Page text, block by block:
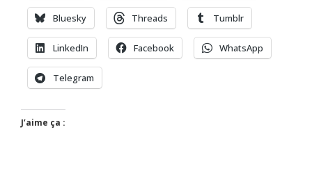
Bluesky Threads Tumblr
LinkedIn Facebook WhatsApp
Telegram
J’aime ça :